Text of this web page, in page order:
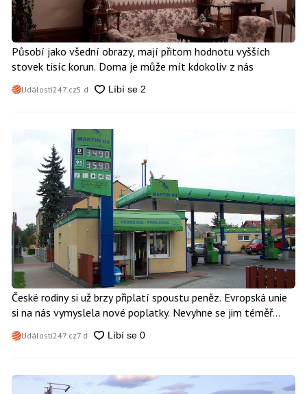
Působí jako všední obrazy, mají přitom hodnotu vyšších
stovek tisíc korun. Doma je může mít kdokoliv z nás
Události247.cz5 d
České rodiny si už brzy připlatí spoustu peněz. Evropská unie
si na nás vymyslela nové poplatky. Nevyhne se jim téměř
Události247.cz7 d